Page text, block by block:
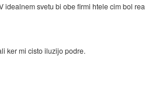
svetu bi obe firmi htele cim bol
ker mi cisto iluzijo podre.